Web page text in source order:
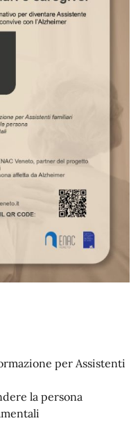
per Assistenti
la persona